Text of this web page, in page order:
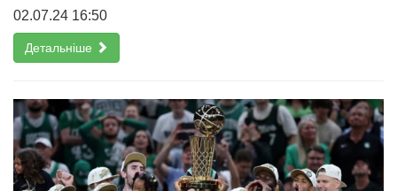
02.07.24 16:50
Детальніше